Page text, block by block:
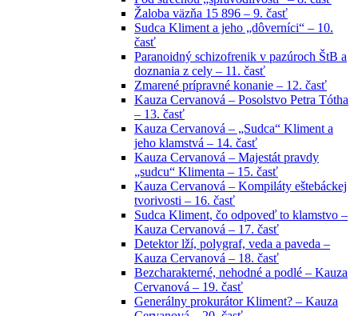
Žaloba väzňa 15 896 – 9. časť
Sudca Kliment a jeho „dôverníci“ – 10.
časť
Paranoidný schizofrenik v pazúroch ŠtB a
doznania z cely – 11. časť
Zmarené prípravné konanie – 12. časť
Kauza Cervanová – Posolstvo Petra Tótha
– 13. časť
Kauza Cervanová – „Sudca“ Kliment a
jeho klamstvá – 14. časť
Kauza Cervanová – Majestát pravdy
„sudcu“ Klimenta – 15. časť
Kauza Cervanová – Kompiláty eštebáckej
tvorivosti – 16. časť
Sudca Kliment, čo odpoveď to klamstvo –
Kauza Cervanová – 17. časť
Detektor lží, polygraf, veda a paveda –
Kauza Cervanová – 18. časť
Bezcharakterné, nehodné a podlé – Kauza
Cervanová – 19. časť
Generálny prokurátor Kliment? – Kauza